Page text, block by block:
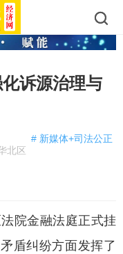
诉源治理与
# 新媒体+司法公正
北区
院金融法庭正式挂
盾纠纷方面发挥了